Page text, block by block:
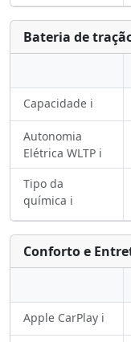
Bateria de
Capacidade ℹ️
Autonomia
Elétrica WLTP ℹ️
Tipo da
química ℹ️
Conforto e
Apple CarPlay ℹ️